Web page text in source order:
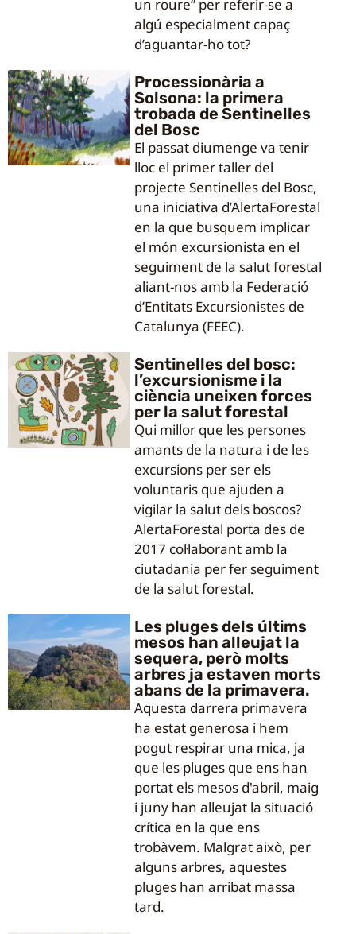
un roure” per referir-se a
algú especialment capaç
d’aguantar-ho tot?
Processionària a
Solsona: la primera
trobada de Sentinelles
del Bosc
El passat diumenge va tenir
lloc el primer taller del
projecte Sentinelles del Bosc,
una iniciativa d’AlertaForestal
en la que busquem implicar
el món excursionista en el
seguiment de la salut forestal
aliant-nos amb la Federació
d’Entitats Excursionistes de
Catalunya (FEEC).
Sentinelles del bosc:
l’excursionisme i la
ciència uneixen forces
per la salut forestal
Qui millor que les persones
amants de la natura i de les
excursions per ser els
voluntaris que ajuden a
vigilar la salut dels boscos?
AlertaForestal porta des de
2017 col·laborant amb la
ciutadania per fer seguiment
de la salut forestal.
Les pluges dels últims
mesos han alleujat la
sequera, però molts
arbres ja estaven morts
abans de la primavera.
Aquesta darrera primavera
ha estat generosa i hem
pogut respirar una mica, ja
que les pluges que ens han
portat els mesos d'abril, maig
i juny han alleujat la situació
crítica en la que ens
trobàvem. Malgrat això, per
alguns arbres, aquestes
pluges han arribat massa
tard.